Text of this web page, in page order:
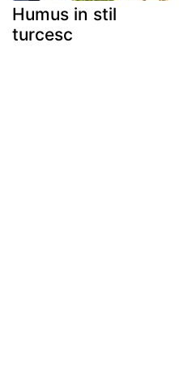
Humus in stil
turcesc